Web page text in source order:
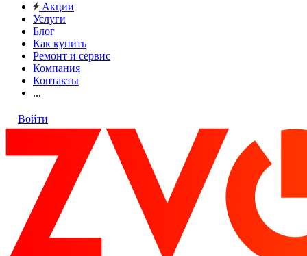
Акции
Услуги
Блог
Как купить
Ремонт и сервис
Компания
Контакты
...
Войти